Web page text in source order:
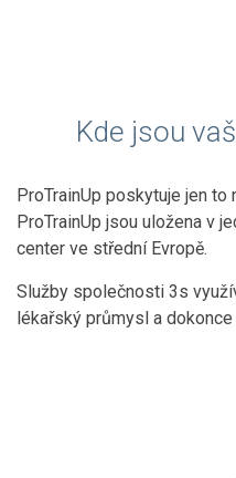
Kde jsou
ProTrainUp poskytuje jen
ProTrainUp jsou uložena v
center ve střední Evropě.
Služby společnosti 3s
lékařský průmysl a